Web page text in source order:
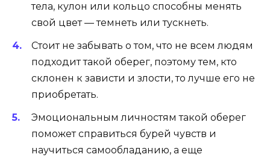
тела, кулон или кольцо способны менять
свой цвет — темнеть или тускнеть.
Стоит не забывать о том, что не всем людям
подходит такой оберег, поэтому тем, кто
склонен к зависти и злости, то лучше его не
приобретать.
Эмоциональным личностям такой оберег
поможет справиться бурей чувств и
научиться самообладанию, а еще